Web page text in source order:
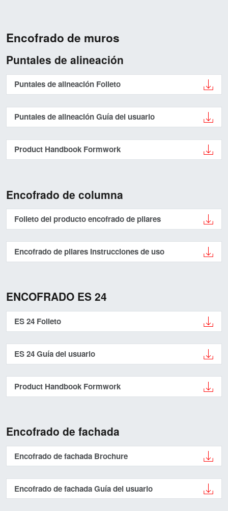
Encofrado de muros
Puntales de alineación
Puntales de alineación Folleto
Puntales de alineación Guía del usuario
Product Handbook Formwork
Encofrado de columna
Folleto del producto encofrado de pilares
Encofrado de pilares Instrucciones de uso
ENCOFRADO ES 24
ES 24 Folleto
ES 24 Guía del usuario
Product Handbook Formwork
Encofrado de fachada
Encofrado de fachada Brochure
Encofrado de fachada Guía del usuario